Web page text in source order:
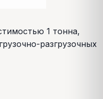
1 тонна,
разгрузочных